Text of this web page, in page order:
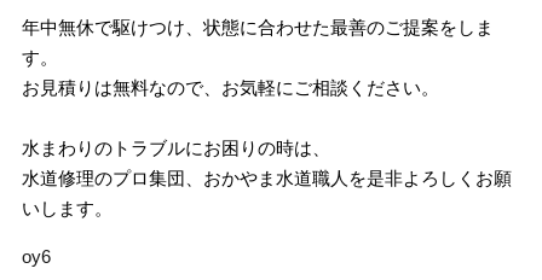
年中無休で駆けつけ、状態に合わせた最善のご提案をしま
す。
お見積りは無料なので、お気軽にご相談ください。
水まわりのトラブルにお困りの時は、
水道修理のプロ集団、おかやま水道職人を是非よろしくお願
いします。
oy6